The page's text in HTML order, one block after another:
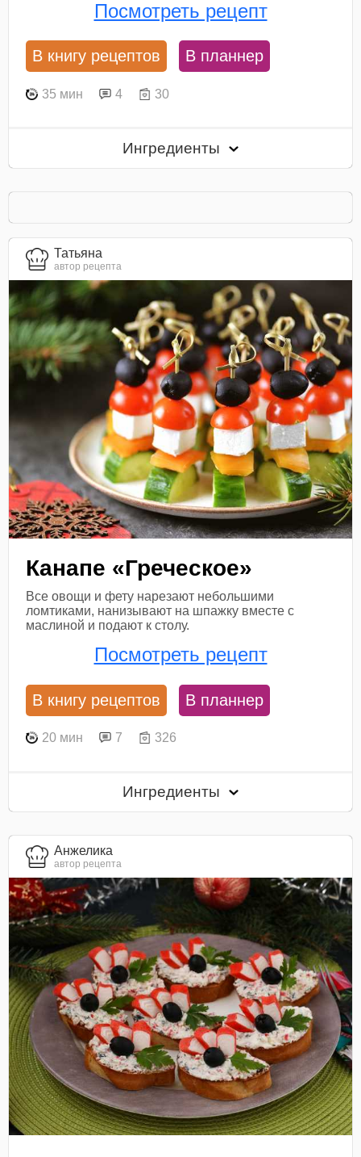
Посмотреть рецепт
В книгу рецептов В планнер
35 мин 4 30
Ингредиенты
Татьяна
автор рецепта
Канапе «Греческое»
Все овощи и фету нарезают небольшими
ломтиками, нанизывают на шпажку вместе с
маслиной и подают к столу.
Посмотреть рецепт
В книгу рецептов В планнер
20 мин 7 326
Ингредиенты
Анжелика
автор рецепта